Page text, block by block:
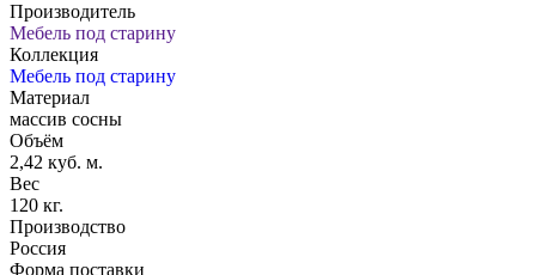
Производитель
Мебель под старину
Коллекция
Мебель под старину
Материал
массив сосны
Объём
2,42 куб. м.
Вес
120 кг.
Производство
Россия
Форма поставки